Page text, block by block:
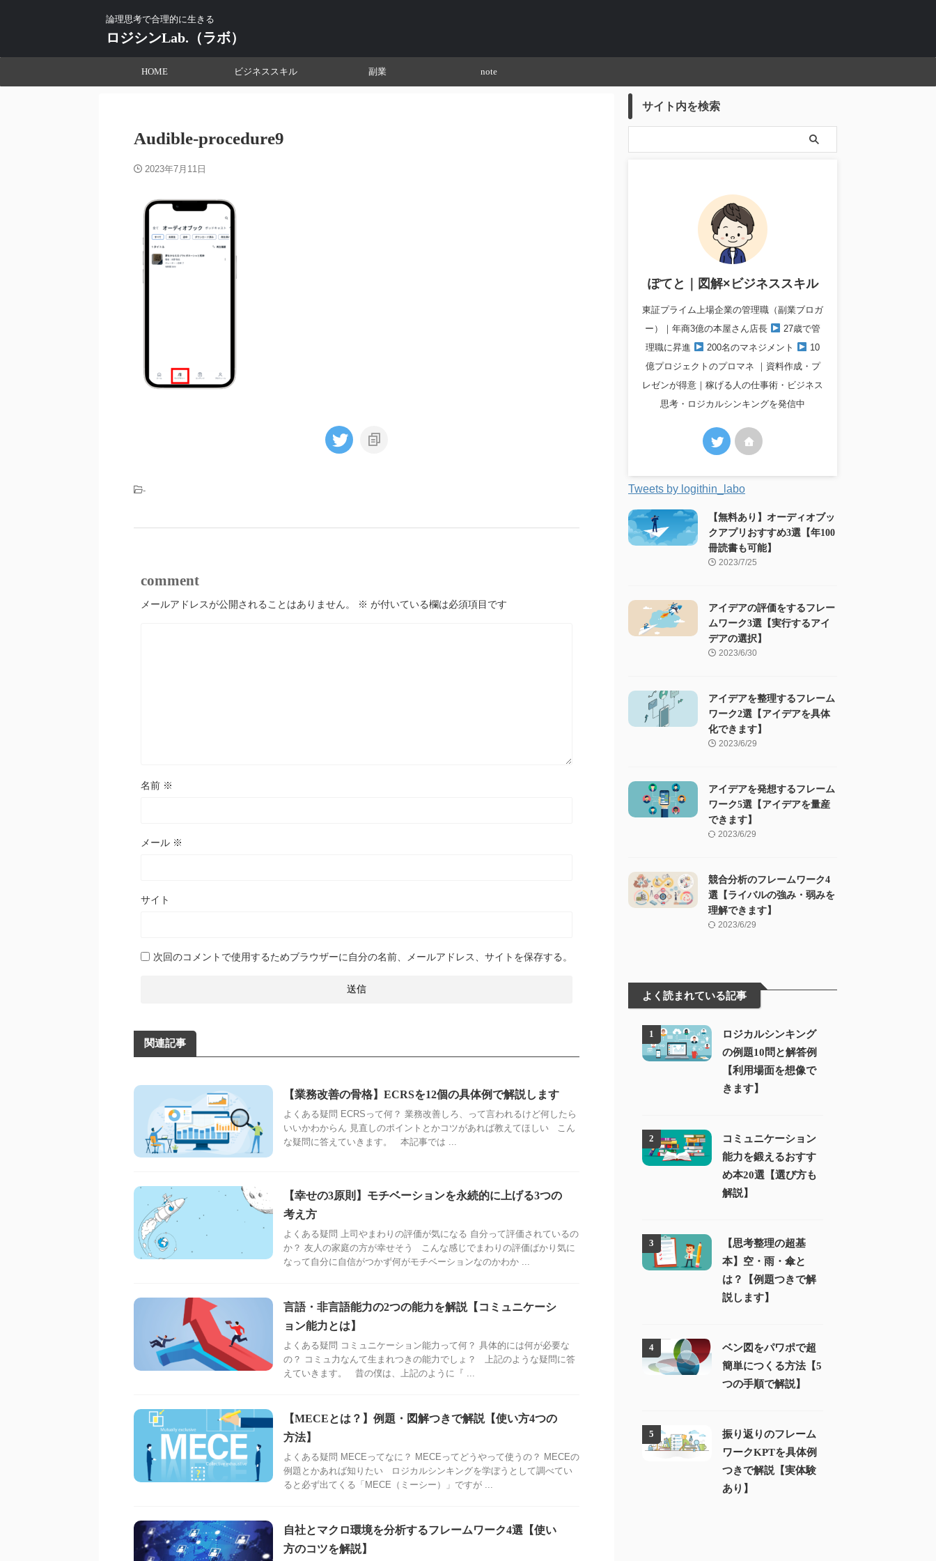
論理思考で合理的に生きる
ロジシンLab.（ラボ）
HOME ビジネススキル 副業 note
Audible-procedure9
2023年7月11日
-
comment
メールアドレスが公開されることはありません。 ※ が付いている欄は必須項目です
名前 ※
メール ※
サイト
次回のコメントで使用するためブラウザーに自分の名前、メールアドレス、サイトを保存する。
関連記事
【業務改善の骨格】ECRSを12個の具体例で解説します
よくある疑問 ECRSって何？ 業務改善しろ、って言われるけど何したら
いいかわからん 見直しのポイントとかコツがあれば教えてほしい こん
な疑問に答えていきます。 本記事では ...
【幸せの3原則】モチベーションを永続的に上げる3つの
考え方
よくある疑問 上司やまわりの評価が気になる 自分って評価されているの
か？ 友人の家庭の方が幸せそう こんな感じでまわりの評価ばかり気に
なって自分に自信がつかず何がモチベーションなのかわか ...
言語・非言語能力の2つの能力を解説【コミュニケーシ
ョン能力とは】
よくある疑問 コミュニケーション能力って何？ 具体的には何が必要な
の？ コミュ力なんて生まれつきの能力でしょ？ 上記のような疑問に答
えていきます。 昔の僕は、上記のように『 ...
【MECEとは？】例題・図解つきで解説【使い方4つの
方法】
よくある疑問 MECEってなに？ MECEってどうやって使うの？ MECEの
例題とかあれば知りたい ロジカルシンキングを学ぼうとして調べてい
ると必ず出てくる「MECE（ミーシー）」ですが ...
自社とマクロ環境を分析するフレームワーク4選【使い
方のコツを解説】
サイト内を検索
ぽてと｜図解×ビジネススキル
東証プライム上場企業の管理職（副業ブロガ
ー）｜年商3億の本屋さん店長
27歳で管
理職に昇進
200名のマネジメント
10
億プロジェクトのプロマネ ｜資料作成・プ
レゼンが得意｜稼げる人の仕事術・ビジネス
思考・ロジカルシンキングを発信中
Tweets by logithin_labo
【無料あり】オーディオブッ
クアプリおすすめ3選【年100
冊読書も可能】
2023/7/25
アイデアの評価をするフレー
ムワーク3選【実行するアイ
デアの選択】
2023/6/30
アイデアを整理するフレーム
ワーク2選【アイデアを具体
化できます】
2023/6/29
アイデアを発想するフレーム
ワーク5選【アイデアを量産
できます】
2023/6/29
競合分析のフレームワーク4
選【ライバルの強み・弱みを
理解できます】
2023/6/29
よく読まれている記事
1
ロジカルシンキング
の例題10問と解答例
【利用場面を想像で
きます】
2
コミュニケーション
能力を鍛えるおすす
め本20選【選び方も
解説】
3
【思考整理の超基
本】空・雨・傘と
は？【例題つきで解
説します】
4
ベン図をパワポで超
簡単につくる方法【5
つの手順で解説】
5
振り返りのフレーム
ワークKPTを具体例
つきで解説【実体験
あり】